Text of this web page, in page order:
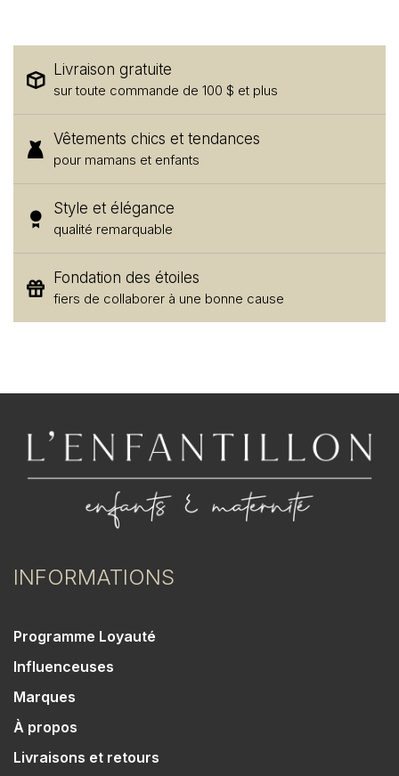
Livraison gratuite
sur toute commande de 100 $ et plus
Vêtements chics et tendances
pour mamans et enfants
Style et élégance
qualité remarquable
Fondation des étoiles
fiers de collaborer à une bonne cause
INFORMATIONS
Programme Loyauté
Influenceuses
Marques
À propos
Livraisons et retours